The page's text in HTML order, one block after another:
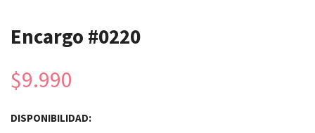
Encargo #0220
$9.990
DISPONIBILIDAD: